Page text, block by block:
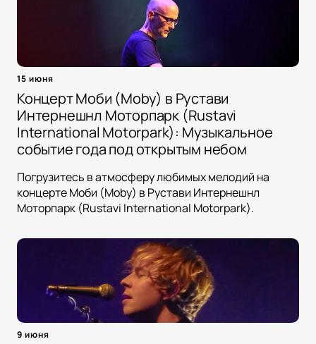
15 июня
Концерт Моби (Moby) в Рустави
Интернешнл Моторпарк (Rustavi
International Motorpark): Музыкальное
событие года под открытым небом
Погрузитесь в атмосферу любимых мелодий на
концерте Моби (Moby) в Рустави Интернешнл
Моторпарк (Rustavi International Motorpark).
9 июня